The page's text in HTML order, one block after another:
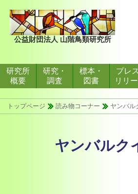
公益財団法人 山階鳥類研究所
研究所
概要
研究・
調査
標本・
図書
プレス
リリ
トップページ 読み物コーナー ヤンバル
ヤンバルク